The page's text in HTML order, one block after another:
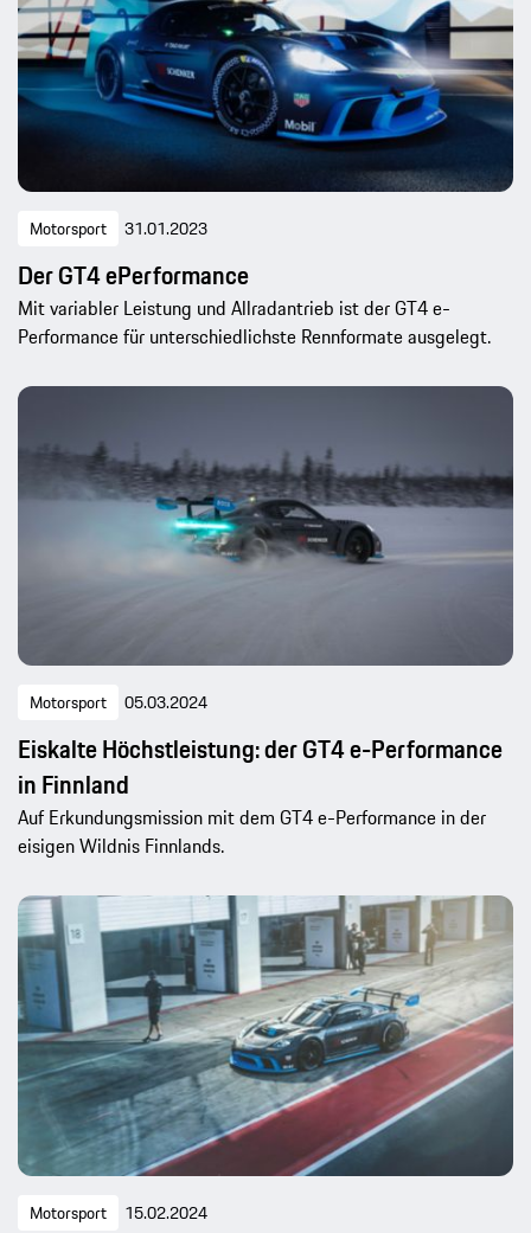
Motorsport 31.01.2023
Der GT4 ePerformance
Mit variabler Leistung und Allradantrieb ist der GT4 e-
Performance für unterschiedlichste Rennformate ausgelegt.
Motorsport 05.03.2024
Eiskalte Höchstleistung: der GT4 e-Performance
in Finnland
Auf Erkundungsmission mit dem GT4 e-Performance in der
eisigen Wildnis Finnlands.
Motorsport 15.02.2024